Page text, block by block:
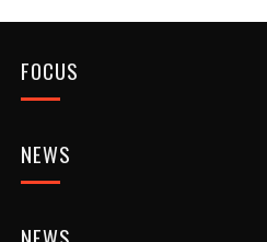
FOCUS
NEWS